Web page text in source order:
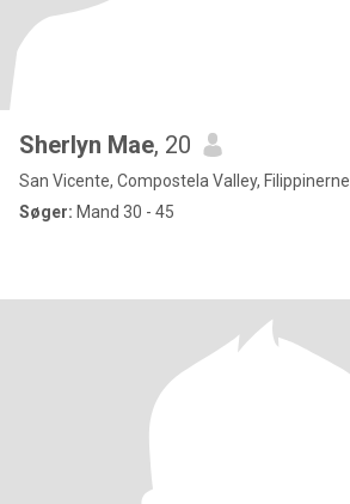
Sherlyn Mae, 20
San Vicente, Compostela Valley, Filippinerne
Søger: Mand 30 - 45